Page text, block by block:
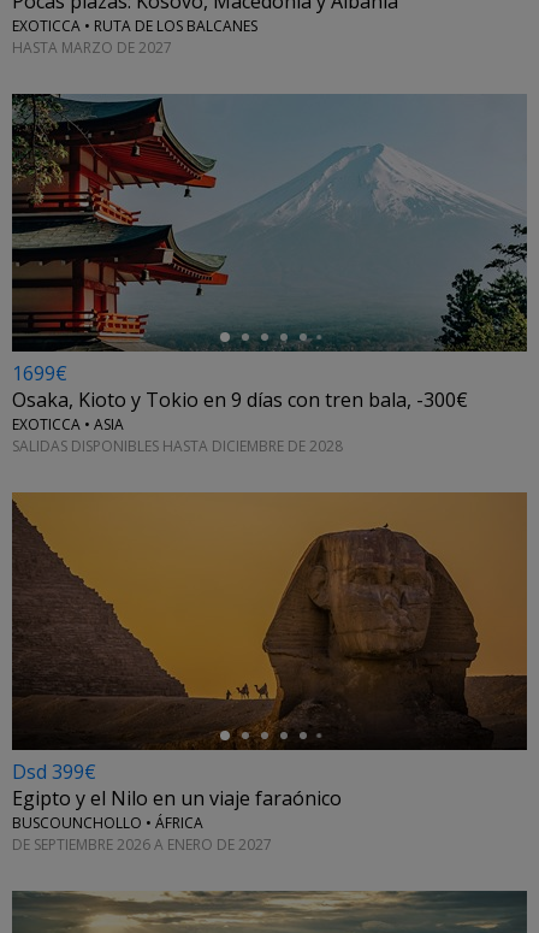
EXOTICCA • RUTA DE LOS BALCANES
HASTA MARZO DE 2027
←
1699€
Osaka, Kioto y Tokio en 9 días con tren bala, -300€
EXOTICCA • ASIA
SALIDAS DISPONIBLES HASTA DICIEMBRE DE 2028
Dsd 399€
Egipto y el Nilo en un viaje faraónico
BUSCOUNCHOLLO • ÁFRICA
DE SEPTIEMBRE 2026 A ENERO DE 2027